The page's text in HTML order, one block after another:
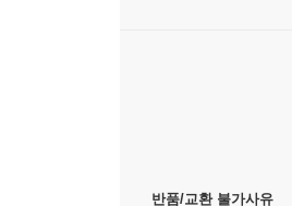
반품/교환 불가사유